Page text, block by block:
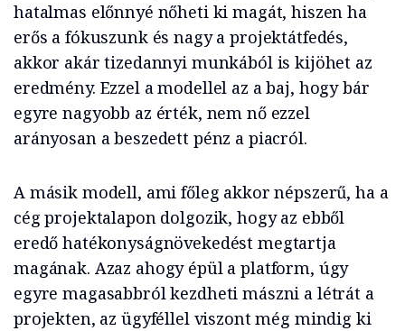
hatalmas előnnyé nőheti ki magát, hiszen ha
erős a fókuszunk és nagy a projektátfedés,
akkor akár tizedannyi munkából is kijöhet az
eredmény. Ezzel a modellel az a baj, hogy bár
egyre nagyobb az érték, nem nő ezzel
arányosan a beszedett pénz a piacról.
A másik modell, ami főleg akkor népszerű, ha a
cég projektalapon dolgozik, hogy az ebből
eredő hatékonyságnövekedést megtartja
magának. Azaz ahogy épül a platform, úgy
egyre magasabbról kezdheti mászni a létrát a
projekten, az ügyféllel viszont még mindig ki